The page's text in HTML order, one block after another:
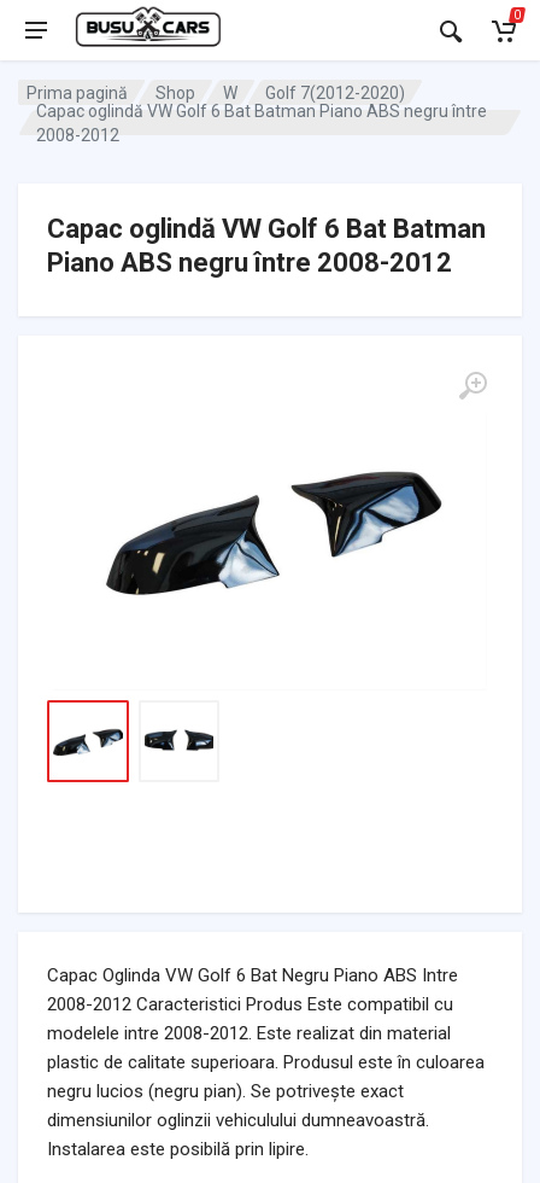
0
Prima pagină Shop W
Golf 7(2012-2020)
Capac oglindă VW Golf 6 Bat Batman Piano ABS negru între
2008-2012
Capac oglindă VW Golf 6 Bat Batman
Piano ABS negru între 2008-2012
Capac Oglinda VW Golf 6 Bat Negru Piano ABS Intre
2008-2012 Caracteristici Produs Este compatibil cu
modelele intre 2008-2012. Este realizat din material
plastic de calitate superioara. Produsul este în culoarea
negru lucios (negru pian). Se potrivește exact
dimensiunilor oglinzii vehiculului dumneavoastră.
Instalarea este posibilă prin lipire.